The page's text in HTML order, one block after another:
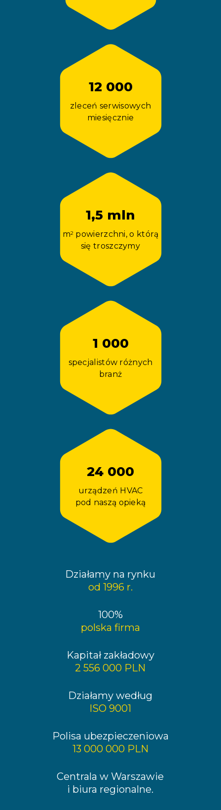
12 000
zleceń serwisowych
miesięcznie
1,5 mln
m2 powierzchni, o którą
się troszczymy
1 000
specjalistów różnych
branż
24 000
urządzeń HVAC
pod naszą opieką
Działamy na rynku
od 1996 r.
100%
polska firma
Kapitał zakładowy
2 556 000 PLN
Działamy według
ISO 9001
Polisa ubezpieczeniowa
13 000 000 PLN
Centrala w Warszawie
i biura regionalne.